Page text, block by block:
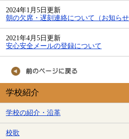
学校紹介
学校の紹介・沿革
校歌
2024年1月5日更新
朝の欠席・遅刻連絡について（お知らせ
2021年4月5日更新
安心安全メールの登録について